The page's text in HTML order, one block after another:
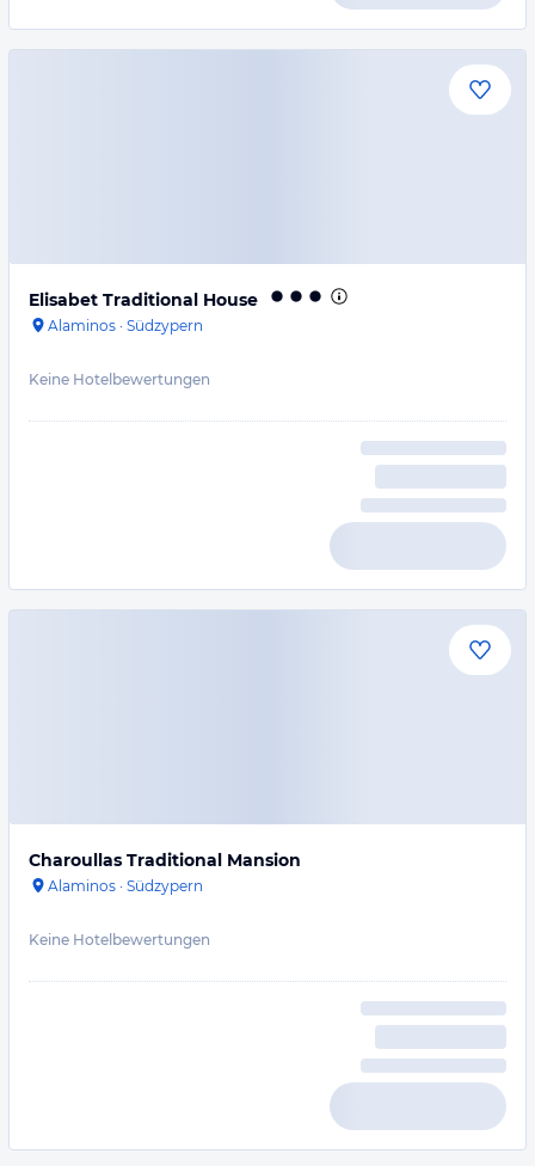
Elisabet Traditional House
Alaminos · Südzypern
Keine Hotelbewertungen
Charoullas Traditional Mansion
Alaminos · Südzypern
Keine Hotelbewertungen